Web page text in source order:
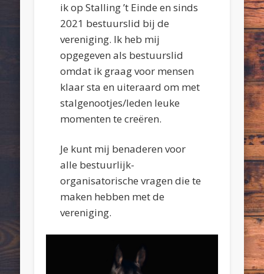
ik op Stalling ’t Einde en sinds
2021 bestuurslid bij de
vereniging. Ik heb mij
opgegeven als bestuurslid
omdat ik graag voor mensen
klaar sta en uiteraard om met
stalgenootjes/leden leuke
momenten te creëren.
Je kunt mij benaderen voor
alle bestuurlijk-
organisatorische vragen die te
maken hebben met de
vereniging.